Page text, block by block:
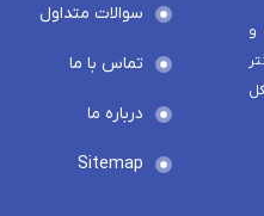
و
سوالات متداول
تماس با ما
درباره ما
Sitemap